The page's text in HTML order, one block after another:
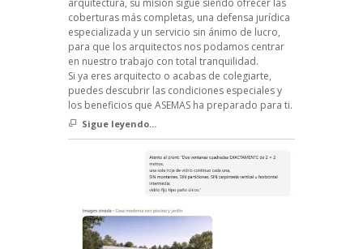
arquitectura, su misión sigue siendo ofrecer las
coberturas más completas, una defensa jurídica
especializada y un servicio sin ánimo de lucro,
para que los arquitectos nos podamos centrar
en nuestro trabajo con total tranquilidad.
Si ya eres arquitecto o acabas de colegiarte,
puedes descubrir las condiciones especiales y
los beneficios que ASEMAS ha preparado para ti.
Sigue leyendo...